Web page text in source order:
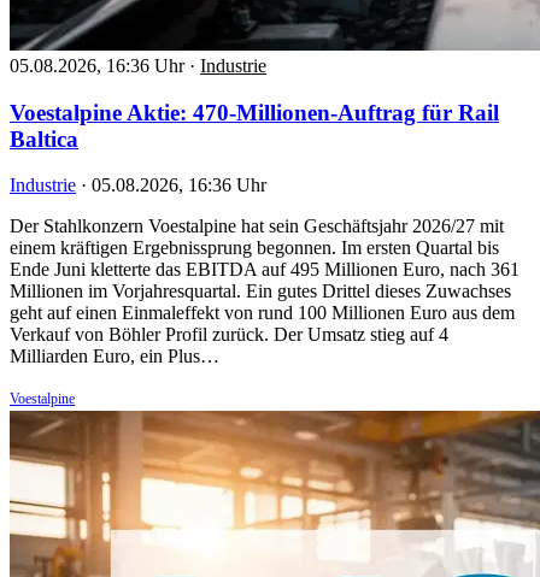
05.08.2026, 16:36 Uhr · Industrie
Voestalpine Aktie: 470-Millionen-Auftrag für Rail
Baltica
Industrie · 05.08.2026, 16:36 Uhr
Der Stahlkonzern Voestalpine hat sein Geschäftsjahr 2026/27 mit
einem kräftigen Ergebnissprung begonnen. Im ersten Quartal bis
Ende Juni kletterte das EBITDA auf 495 Millionen Euro, nach 361
Millionen im Vorjahresquartal. Ein gutes Drittel dieses Zuwachses
geht auf einen Einmaleffekt von rund 100 Millionen Euro aus dem
Verkauf von Böhler Profil zurück. Der Umsatz stieg auf 4
Milliarden Euro, ein Plus…
Voestalpine